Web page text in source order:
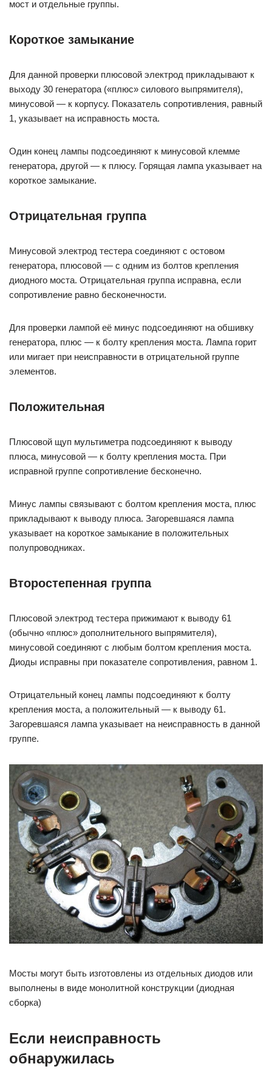
мост и отдельные группы.
Короткое замыкание
Для данной проверки плюсовой электрод прикладывают к
выходу 30 генератора («плюс» силового выпрямителя),
минусовой — к корпусу. Показатель сопротивления, равный
1, указывает на исправность моста.
Один конец лампы подсоединяют к минусовой клемме
генератора, другой — к плюсу. Горящая лампа указывает на
короткое замыкание.
Отрицательная группа
Минусовой электрод тестера соединяют с остовом
генератора, плюсовой — с одним из болтов крепления
диодного моста. Отрицательная группа исправна, если
сопротивление равно бесконечности.
Для проверки лампой её минус подсоединяют на обшивку
генератора, плюс — к болту крепления моста. Лампа горит
или мигает при неисправности в отрицательной группе
элементов.
Положительная
Плюсовой щуп мультиметра подсоединяют к выводу
плюса, минусовой — к болту крепления моста. При
исправной группе сопротивление бесконечно.
Минус лампы связывают с болтом крепления моста, плюс
прикладывают к выводу плюса. Загоревшаяся лампа
указывает на короткое замыкание в положительных
полупроводниках.
Второстепенная группа
Плюсовой электрод тестера прижимают к выводу 61
(обычно «плюс» дополнительного выпрямителя),
минусовой соединяют с любым болтом крепления моста.
Диоды исправны при показателе сопротивления, равном 1.
Отрицательный конец лампы подсоединяют к болту
крепления моста, а положительный — к выводу 61.
Загоревшаяся лампа указывает на неисправность в данной
группе.
Мосты могут быть изготовлены из отдельных диодов или
выполнены в виде монолитной конструкции (диодная
сборка)
Если неисправность
обнаружилась